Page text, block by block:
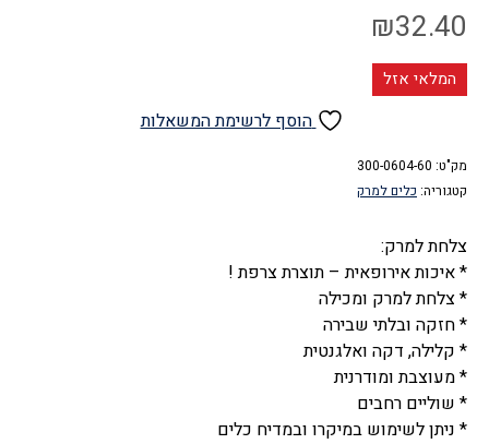
₪32.40
המלאי אזל
הוסף לרשימת המשאלות
מק"ט: 300-0604-60
קטגוריה: כלים למרק
צלחת למרק:
* איכות אירופאית – תוצרת צרפת !
* צלחת למרק ומכילה
* חזקה ובלתי שבירה
* קלילה, דקה ואלגנטית
* מעוצבת ומודרנית
* שוליים רחבים
* ניתן לשימוש במיקרו ובמדיח כלים